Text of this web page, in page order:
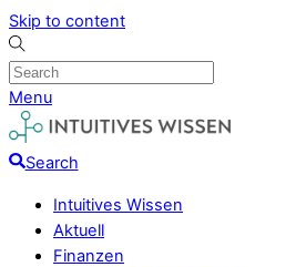
Skip to content
Menu
Search
Intuitives Wissen
Aktuell
Finanzen